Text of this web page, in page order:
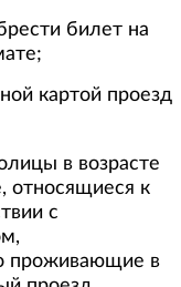
билет на
картой проезд
в возрасте
относящиеся к
с
проживающие в